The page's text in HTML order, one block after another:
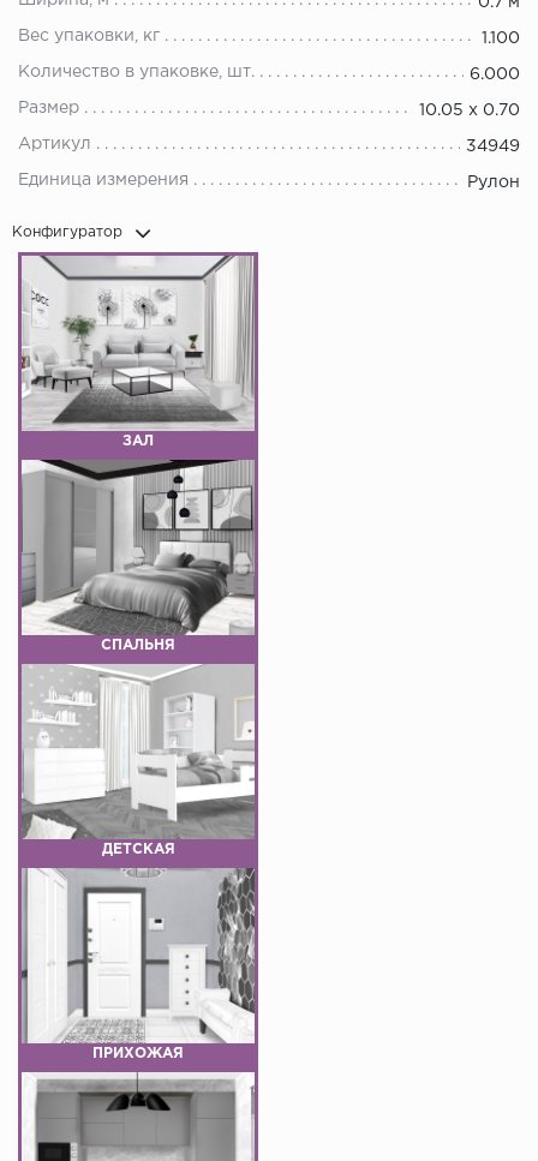
Вес упаковки, кг 1.100
Количество в упаковке, шт. 6.000
Размер 10.05 х 0.70
Артикул 34949
Единица измерения Рулон
Конфигуратор
ЗАЛ
СПАЛЬНЯ
ДЕТСКАЯ
ПРИХОЖАЯ